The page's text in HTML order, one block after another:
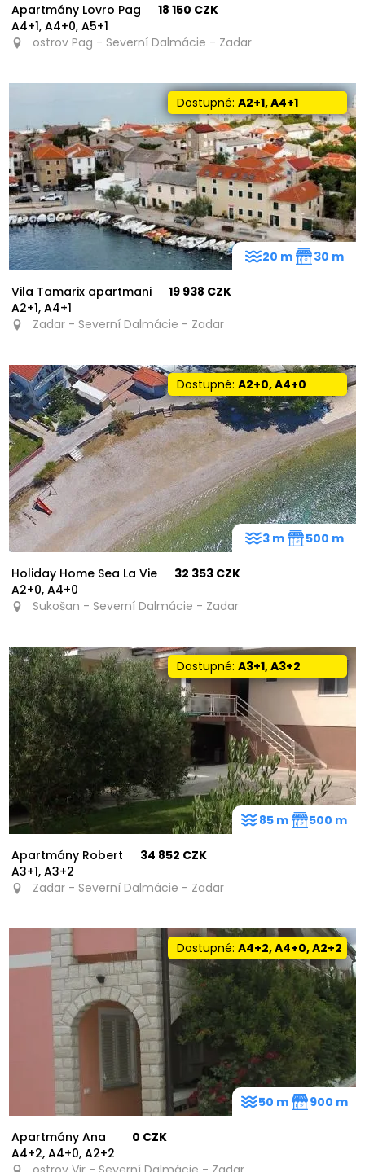
Apartmány Lovro Pag
A4+1, A4+0, A5+1
18 150 CZK
ostrov Pag - Severní Dalmácie - Zadar
Dostupné:A2+1, A4+1
Vila Tamarix apartmani
A2+1, A4+1
19 938 CZK
Zadar - Severní Dalmácie - Zadar
20 m 30 m
Dostupné:A2+0, A4+0
Holiday Home Sea La Vie
A2+0, A4+0
32 353 CZK
Sukošan - Severní Dalmácie - Zadar
3 m 500 m
Dostupné:A3+1, A3+2
Apartmány Robert
A3+1, A3+2
34 852 CZK
Zadar - Severní Dalmácie - Zadar
85 m 500 m
Dostupné:A4+2, A4+0, A2+2
Apartmány Ana
A4+2, A4+0, A2+2
0 CZK
50 m 900 m